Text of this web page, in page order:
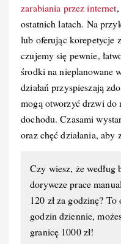
zarabiania przez internet
ostatnich latach. Na
lub oferując korepetycje
czujemy się pewnie,
środki na nieplanowane
działań przyspieszają
mogą otworzyć drzwi do
dochodu. Czasami
oraz chęć działania, aby
Czy wiesz, że według
dorywcze prace
120 zł za godzinę?
godzin dziennie,
granicę 1000 zł!